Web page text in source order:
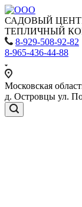
САДОВЫЙ
ТЕПЛИЧНЫЙ
8-929-508-92-82
8-965-436-44-88
Московская
д. Островцы ул.